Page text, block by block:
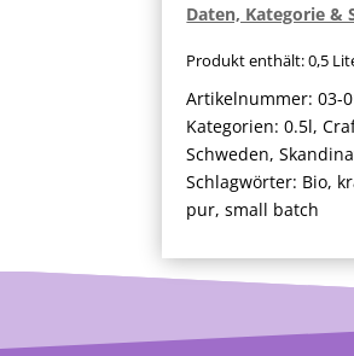
Daten, Kategorie &
Produkt enthält: 0,5
Artikelnummer:03-
Kategorien:0.5l,
Schweden,
Schlagwörter: Bio,
pur,small batch